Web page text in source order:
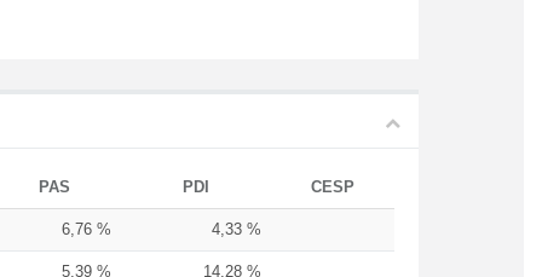
PAS PDI CESP
6,76 % 4,33 %
5,39 % 14,28 %